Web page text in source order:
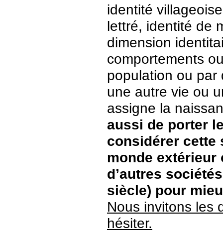
identité
lettré, identité de
dimension
comportements
population ou par
une autre vie ou
assigne la
aussi de porter
considérer cette
monde extérieur
d’autres
siècle) pour
Nous invitons les
hésiter.